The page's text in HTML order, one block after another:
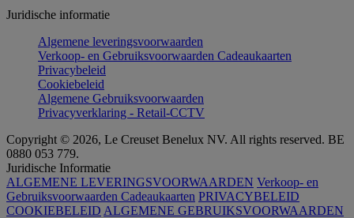
Juridische informatie
Algemene leveringsvoorwaarden
Verkoop- en Gebruiksvoorwaarden Cadeaukaarten
Privacybeleid
Cookiebeleid
Algemene Gebruiksvoorwaarden
Privacyverklaring - Retail-CCTV
Copyright © 2026, Le Creuset Benelux NV. All rights reserved. BE
0880 053 779.
Juridische Informatie
ALGEMENE LEVERINGSVOORWAARDEN Verkoop- en
Gebruiksvoorwaarden Cadeaukaarten PRIVACYBELEID
COOKIEBELEID ALGEMENE GEBRUIKSVOORWAARDEN